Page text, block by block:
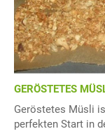
GERÖSTETES
Geröstetes Müsli
perfekten Start in